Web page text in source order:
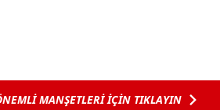
MANŞETLERİ İÇİN TIKLAYIN